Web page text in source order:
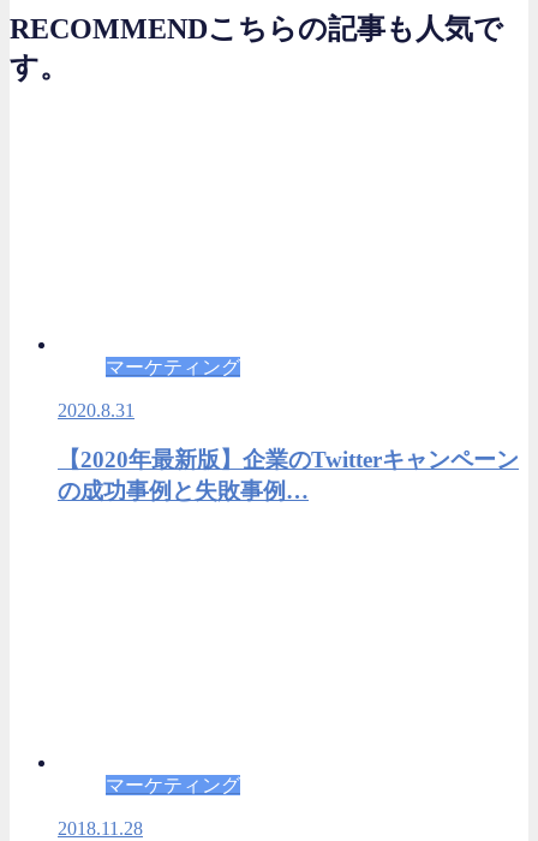
RECOMMENDこちらの記事も人気で
す。
マーケティング
2020.8.31
【2020年最新版】企業のTwitterキャンペーン
の成功事例と失敗事例…
マーケティング
2018.11.28